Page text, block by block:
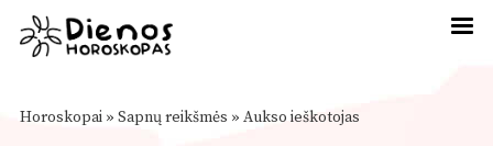
Horoskopai » Sapnų reikšmės » Aukso ieškotojas